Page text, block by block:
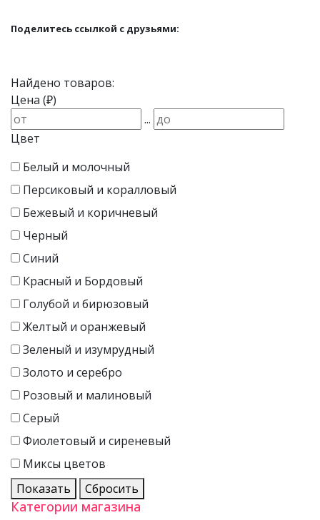
Поделитесь ссылкой с друзьями:
Найдено товаров:
Цена (₽)
...
Цвет
Белый и молочный
Персиковый и коралловый
Бежевый и коричневый
Черный
Синий
Красный и Бордовый
Голубой и бирюзовый
Желтый и оранжевый
Зеленый и изумрудный
Золото и серебро
Розовый и малиновый
Серый
Фиолетовый и сиреневый
Миксы цветов
Показать
Сбросить
Категории магазина